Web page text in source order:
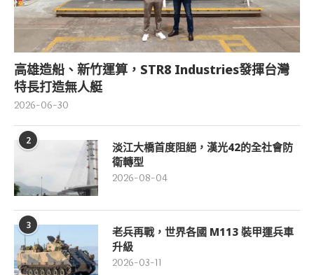
高雄造船、新竹運算，STR8 Industries發揮台灣
特長打造無人艇
2026-06-30
2
淡江大橋首度阻絕，漢光42的全社會防
衛轉型
2026-08-04
3
老兵再戰，世界各國 M113 裝甲運兵車
升級
2026-03-11